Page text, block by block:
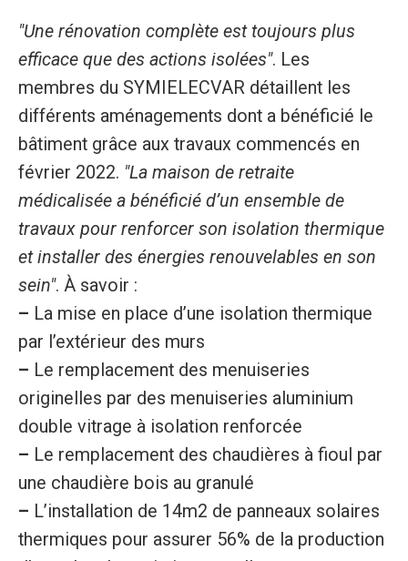
"Une rénovation complète est toujours plus
efficace que des actions isolées". Les
membres du SYMIELECVAR détaillent les
différents aménagements dont a bénéficié le
bâtiment grâce aux travaux commencés en
février 2022. "La maison de retraite
médicalisée a bénéficié d’un ensemble de
travaux pour renforcer son isolation thermique
et installer des énergies renouvelables en son
sein". À savoir :
– La mise en place d’une isolation thermique
par l’extérieur des murs
– Le remplacement des menuiseries
originelles par des menuiseries aluminium
double vitrage à isolation renforcée
– Le remplacement des chaudières à fioul par
une chaudière bois au granulé
– L’installation de 14m2 de panneaux solaires
thermiques pour assurer 56% de la production